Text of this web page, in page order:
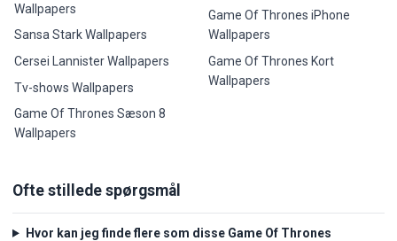
Wallpapers
Sansa Stark Wallpapers
Cersei Lannister Wallpapers
Tv-shows Wallpapers
Game Of Thrones Sæson 8
Wallpapers
Game Of Thrones iPhone
Wallpapers
Game Of Thrones Kort
Wallpapers
Ofte stillede spørgsmål
Hvor kan jeg finde flere som disse Game Of Thrones